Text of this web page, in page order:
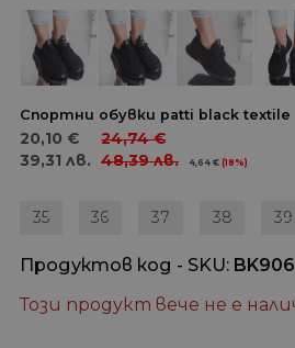
Спортни обувки patti black textile
20,10 €
39,31 лв.
24,74€
48,39лв. 4,64€ (18%)
35 36 37 38 39
Продуктов код - SKU
Този продукт вече не е